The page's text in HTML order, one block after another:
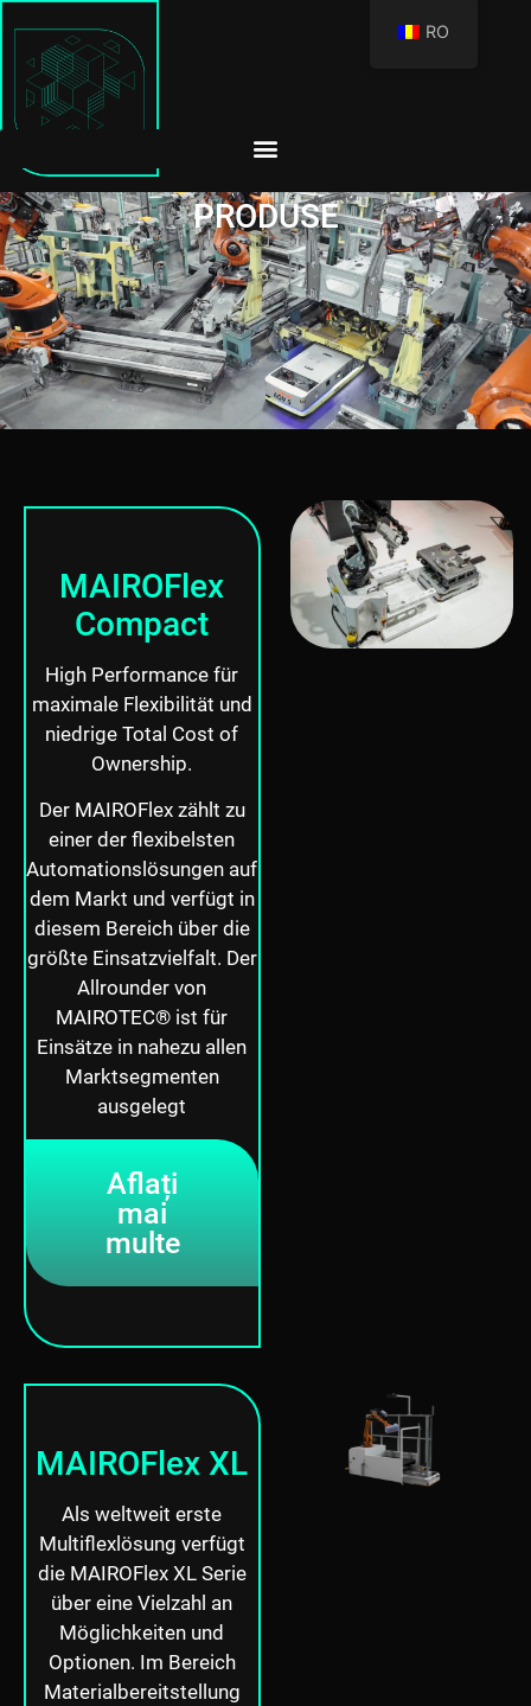
PRODUSE
MAIROFlex
Compact
High Performance für
maximale Flexibilität und
niedrige Total Cost of
Ownership.
Der MAIROFlex zählt zu
einer der flexibelsten
Automationslösungen auf
dem Markt und verfügt in
diesem Bereich über die
größte Einsatzvielfalt. Der
Allrounder von
MAIROTEC® ist für
Einsätze in nahezu allen
Marktsegmenten
ausgelegt
Aflați
mai
multe
MAIROFlex XL
Als weltweit erste
Multiflexlösung verfügt
die MAIROFlex XL Serie
über eine Vielzahl an
Möglichkeiten und
Optionen. Im Bereich
Materialbereitstellung
RO